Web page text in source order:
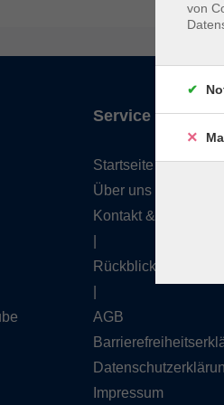
Service
Startseite
Über uns
Kontakt & Service
Rückblick
AGB
Impressum
von